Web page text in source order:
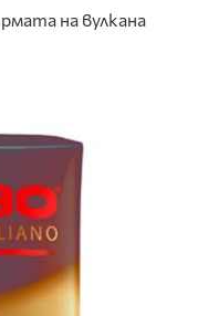
на вулкана